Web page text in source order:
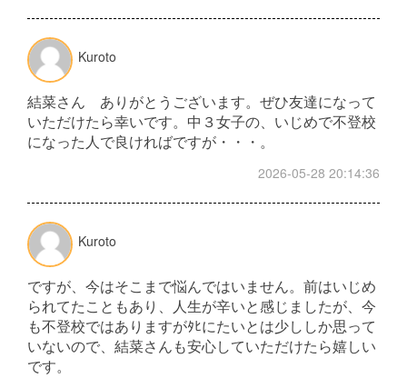
Kuroto
結菜さん ありがとうございます。ぜひ友達になって
いただけたら幸いです。中３女子の、いじめで不登校
になった人で良ければですが・・・。
2026-05-28 20:14:36
Kuroto
ですが、今はそこまで悩んではいません。前はいじめ
られてたこともあり、人生が辛いと感じましたが、今
も不登校ではありますがﾀﾋにたいとは少ししか思って
いないので、結菜さんも安心していただけたら嬉しい
です。